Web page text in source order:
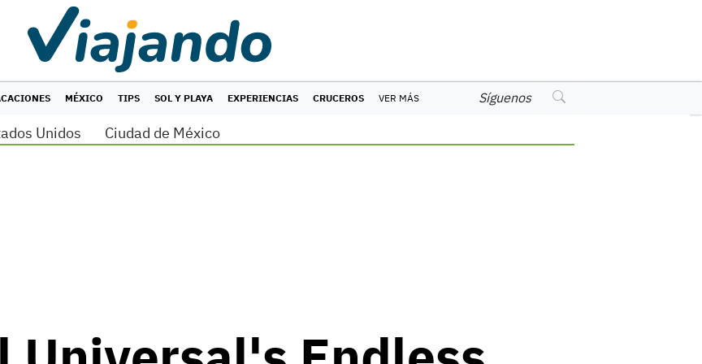
MÉXICO TIPS SOL Y PLAYA EXPERIENCIAS CRUCEROS VER MÁS Síguenos
Unidos Ciudad de México